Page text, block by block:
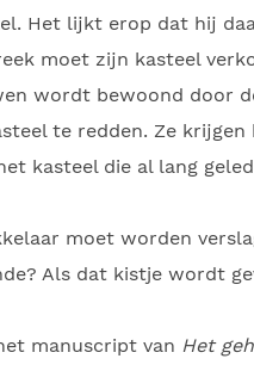
Het lijkt erop dat hij
moet zijn kasteel
wordt bewoond door
te redden. Ze
kasteel die al lang
moet worden
Als dat kistje wordt
manuscript van Het